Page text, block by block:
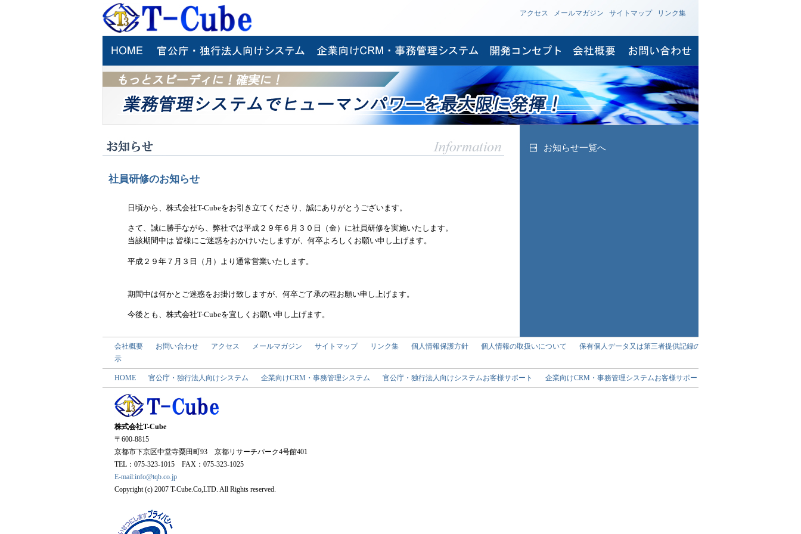
アクセス メールマガジン サイトマップ リンク集
社員研修のお知らせ
日頃から、株式会社T-Cubeをお引き立てくださり、誠にありがとうございます。
さて、誠に勝手ながら、弊社では平成２９年６月３０日（金）に社員研修を実施いたします。
当該期間中は 皆様にご迷惑をおかけいたしますが、何卒よろしくお願い申し上げます。
平成２９年７月３日（月）より通常営業いたします。
期間中は何かとご迷惑をお掛け致しますが、何卒ご了承の程お願い申し上げます。
今後とも、株式会社T-Cubeを宜しくお願い申し上げます。
お知らせ一覧へ
会社概要 お問い合わせ アクセス メールマガジン サイトマップ リンク集 個人情報保護方針 個人情報の取扱いについて
保有個人データ又は第三者提供記録の開
示
HOME 官公庁・独行法人向けシステム 企業向けCRM・事務管理システム 官公庁・独行法人向けシステムお客様サポート 企業向けCRM・事務管理システムお客様サポート
株式会社T-Cube
〒600-8815
京都市下京区中堂寺粟田町93 京都リサーチパーク4号館401
TEL：075-323-1015 FAX：075-323-1025
E-mail:info@tqb.co.jp
Copyright (c) 2007 T-Cube.Co,LTD. All Rights reserved.